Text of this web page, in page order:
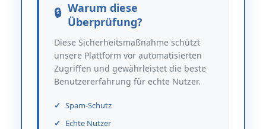
Warum diese
Überprüfung?
Diese Sicherheitsmaßnahme schützt
unsere Plattform vor automatisierten
Zugriffen und gewährleistet die beste
Benutzererfahrung für echte Nutzer.
Spam-Schutz
Echte Nutzer